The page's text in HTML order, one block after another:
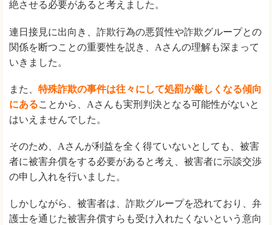
絶させる必要があると考えました。
連日接見に出向き、詐欺行為の悪質性や詐欺グループとの
関係を断つことの重要性を説き、Aさんの理解も深まって
いきました。
また、 特殊詐欺の事件は往々にして処罰が厳しくなる傾向
にあることから、Aさんも実刑判決となる可能性がないと
はいえませんでした。
そのため、Aさんが利益を全く得ていないとしても、被害
者に被害弁償をする必要があると考え、被害者に示談交渉
の申し入れを行いました。
しかしながら、被害者は、詐欺グループを恐れており、弁
護士を通じた被害弁償すらも受け入れたくないという意向